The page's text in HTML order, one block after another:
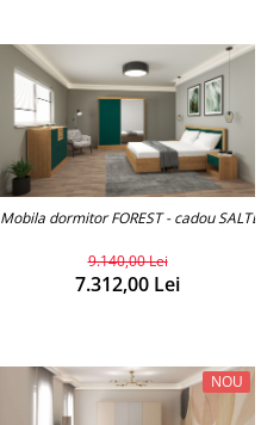
Mobila dormitor FOREST - cadou
9.140,00 Lei
7.312,00 Lei
NOU